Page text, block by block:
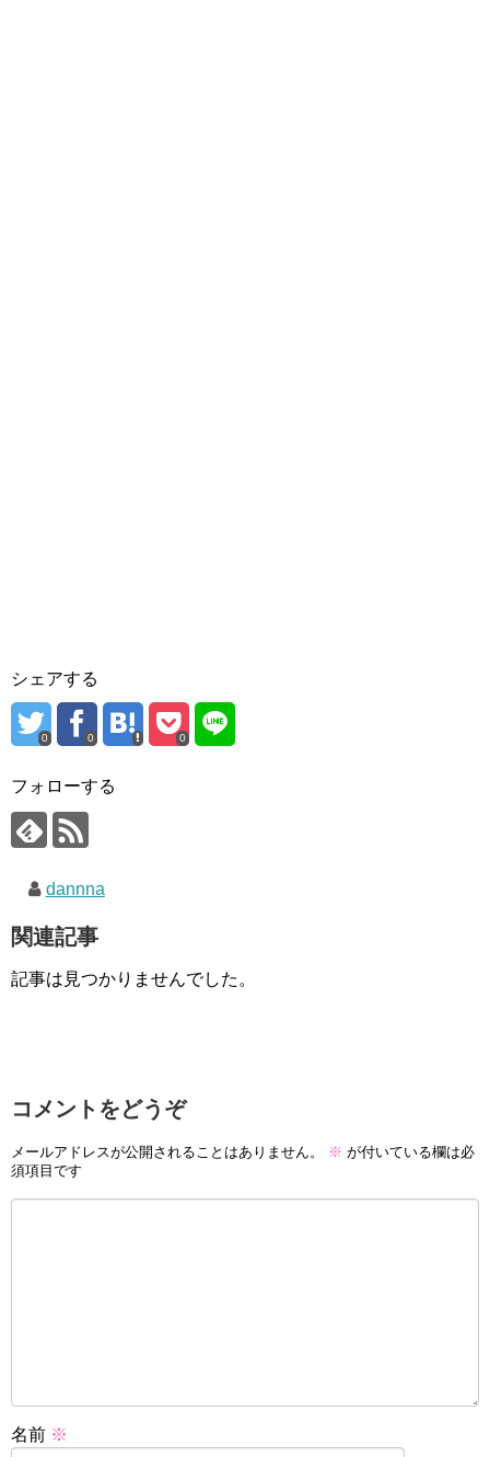
シェアする
0 0 0
フォローする
dannna
関連記事
記事は見つかりませんでした。
コメントをどうぞ
メールアドレスが公開されることはありません。 ※ が付いている欄は必
須項目です
名前 ※